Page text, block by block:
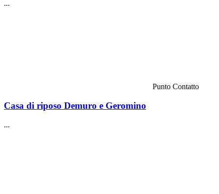
...
Punto Contatto
Casa di riposo Demuro e Geromino
...